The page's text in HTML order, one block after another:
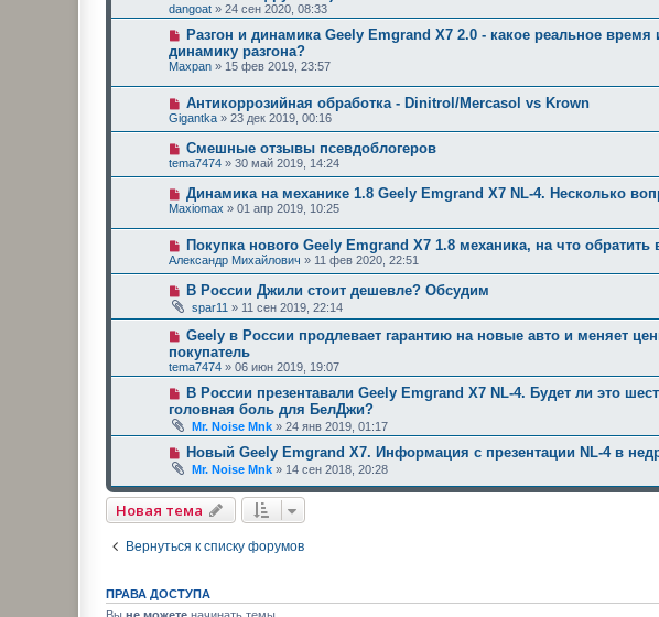
dangoat » 24 сен 2020, 08:33
Разгон и динамика Geely Emgrand Х7 2.0 - какое реальное
динамику разгона?
Maxpan » 15 фев 2019, 23:57
Антикоррозийная обработка - Dinitrol/Mercasol vs Krown
Gigantka » 23 дек 2019, 00:16
Смешные отзывы псевдоблогеров
tema7474 » 30 май 2019, 14:24
Динамика на механике 1.8 Geely Emgrand X7 NL-4. Несколько
Maxiomax » 01 апр 2019, 10:25
Покупка нового Geely Emgrand X7 1.8 механика, на что обратить
Александр Михайлович » 11 фев 2020, 22:51
В России Джили стоит дешевле? Обсудим
spar11 » 11 сен 2019, 22:14
Geely в России продлевает гарантию на новые авто и меняет
покупатель
tema7474 » 06 июн 2019, 19:07
В России презентавали Geely Emgrand X7 NL-4. Будет ли это
головная боль для БелДжи?
Mr. Noise Mnk » 24 янв 2019, 01:17
Новый Geely Emgrand X7. Информация с презентации NL-4 в
Mr. Noise Mnk » 14 сен 2018, 20:28
Новая тема
Вернуться к списку форумов
ПРАВА ДОСТУПА